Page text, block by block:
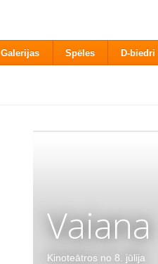
Galerijas Spēles D-biedri
Vaiana
Kinoteātros no 8. jūlija